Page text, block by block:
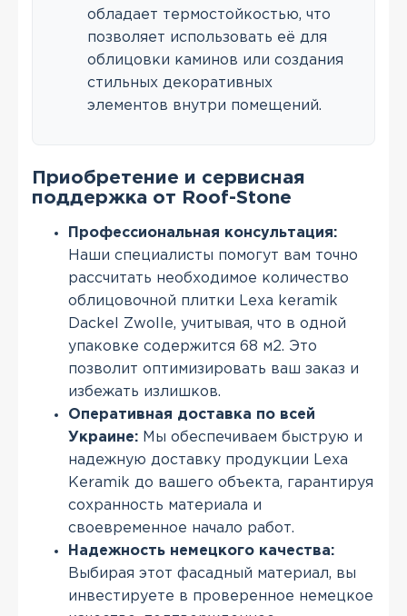
обладает термостойкостью, что
позволяет использовать её для
облицовки каминов или создания
стильных декоративных
элементов внутри помещений.
Приобретение и сервисная
поддержка от Roof-Stone
Профессиональная консультация:
Наши специалисты помогут вам точно
рассчитать необходимое количество
облицовочной плитки Lexa keramik
Dackel Zwolle, учитывая, что в одной
упаковке содержится 68 м2. Это
позволит оптимизировать ваш заказ и
избежать излишков.
Оперативная доставка по всей
Украине: Мы обеспечиваем быструю и
надежную доставку продукции Lexa
Keramik до вашего объекта, гарантируя
сохранность материала и
своевременное начало работ.
Надежность немецкого качества:
Выбирая этот фасадный материал, вы
инвестируете в проверенное немецкое